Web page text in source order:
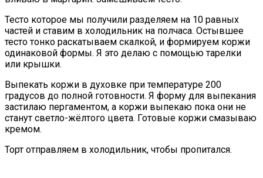
Тесто которое мы получили разделяем на 10 равных
частей и ставим в холодильник на полчаса. Остывшее
тесто тонко раскатываем скалкой, и формируем коржи
одинаковой формы. Я это делаю с помощью тарелки
или крышки.
Выпекать коржи в духовке при температуре 200
градусов до полной готовности. Я форму для выпекания
застилаю пергаментом, а коржи выпекаю пока они не
станут светло-жёлтого цвета. Готовые коржи смазываю
кремом.
Торт отправляем в холодильник, чтобы пропитался.